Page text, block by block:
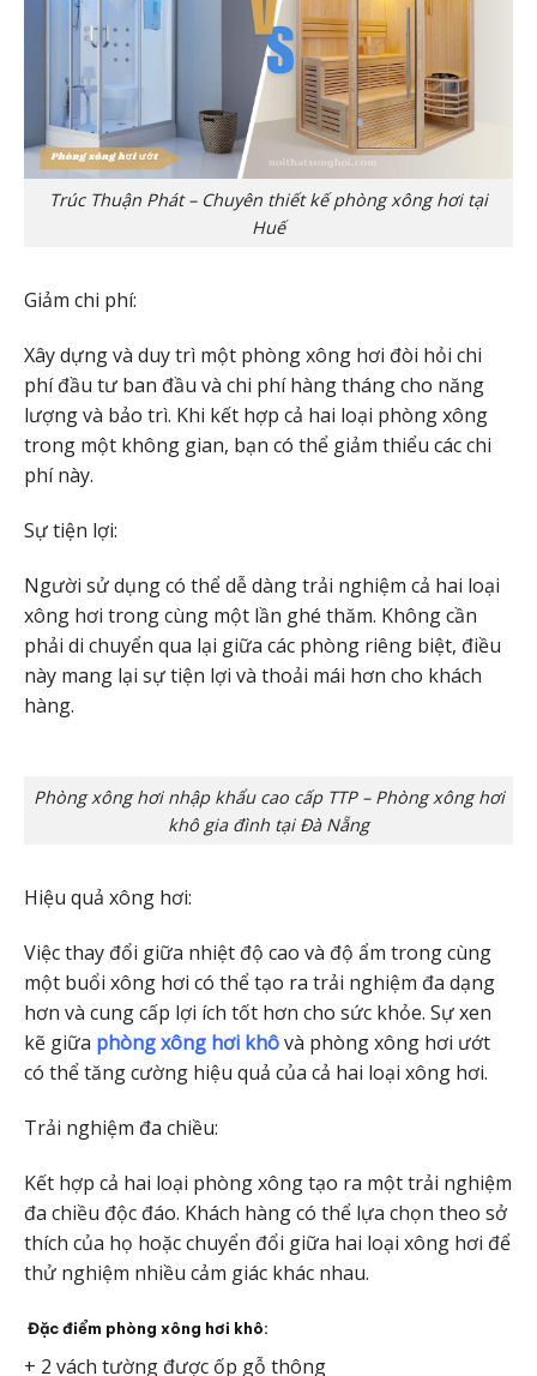
Trúc Thuận Phát – Chuyên thiết kế phòng xông hơi tại
Huế
Giảm chi phí:
Xây dựng và duy trì một phòng xông hơi đòi hỏi chi
phí đầu tư ban đầu và chi phí hàng tháng cho năng
lượng và bảo trì. Khi kết hợp cả hai loại phòng xông
trong một không gian, bạn có thể giảm thiểu các chi
phí này.
Sự tiện lợi:
Người sử dụng có thể dễ dàng trải nghiệm cả hai loại
xông hơi trong cùng một lần ghé thăm. Không cần
phải di chuyển qua lại giữa các phòng riêng biệt, điều
này mang lại sự tiện lợi và thoải mái hơn cho khách
hàng.
Phòng xông hơi nhập khẩu cao cấp TTP – Phòng xông hơi
khô gia đình tại Đà Nẵng
Hiệu quả xông hơi:
Việc thay đổi giữa nhiệt độ cao và độ ẩm trong cùng
một buổi xông hơi có thể tạo ra trải nghiệm đa dạng
hơn và cung cấp lợi ích tốt hơn cho sức khỏe. Sự xen
kẽ giữa phòng xông hơi khôvà phòng xông hơi ướt
có thể tăng cường hiệu quả của cả hai loại xông hơi.
Trải nghiệm đa chiều:
Kết hợp cả hai loại phòng xông tạo ra một trải nghiệm
đa chiều độc đáo. Khách hàng có thể lựa chọn theo sở
thích của họ hoặc chuyển đổi giữa hai loại xông hơi để
thử nghiệm nhiều cảm giác khác nhau.
Đặc điểm phòng xông hơi khô:
+ 2 vách tường được ốp gỗ thông